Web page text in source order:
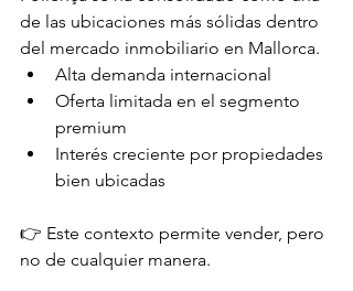
de las ubicaciones más sólidas dentro
del mercado inmobiliario en Mallorca.
Alta demanda internacional
Oferta limitada en el segmento
premium
Interés creciente por propiedades
bien ubicadas
👉 Este contexto permite vender, pero
no de cualquier manera.